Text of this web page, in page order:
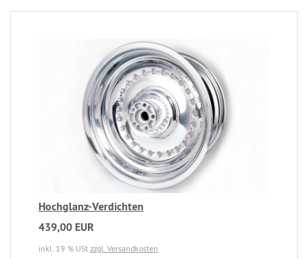
Hochglanz-Verdichten
439,00 EUR
inkl. 19 % USt zzgl. Versandkosten